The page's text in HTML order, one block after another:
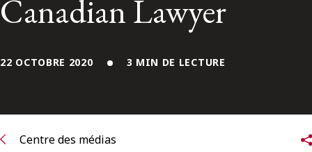
ENGLISH
S’abonner aux articles Osler
Canadian Lawyer
22 OCTOBRE 2020 3 MIN DE LECTURE
Centre des médias